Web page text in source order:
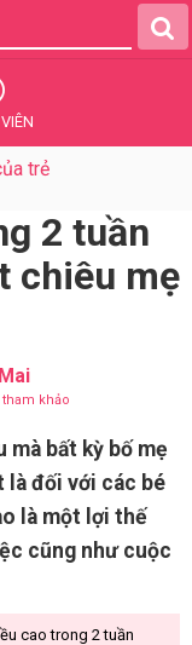
trẻ
2 tuần
chiêu mẹ
tham khảo
bất kỳ bố mẹ
là đối với các bé
là một lợi thế
cũng như cuộc
cao trong 2 tuần